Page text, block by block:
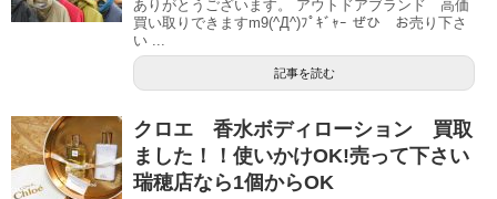
ありがとうございます。 アウトドアブランド 高価
買い取りできますm9(^Д^)ﾌﾟｷﾞｬｰ ぜひ お売り下さ
い ...
記事を読む
クロエ 香水ボディローション 買取
ました！！使いかけOK!売って下さい
瑞穂店なら1個からOK